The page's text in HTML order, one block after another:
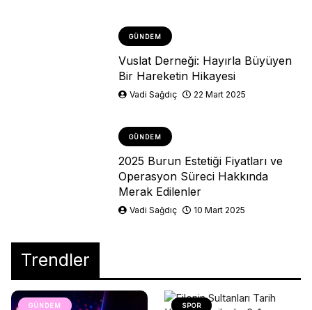
GÜNDEM
Vuslat Derneği: Hayırla Büyüyen
Bir Hareketin Hikayesi
Vadi Sağdıç 22 Mart 2025
GÜNDEM
2025 Burun Estetiği Fiyatları ve
Operasyon Süreci Hakkında
Merak Edilenler
Vadi Sağdıç 10 Mart 2025
Trendler
GÜNDEM SPOR